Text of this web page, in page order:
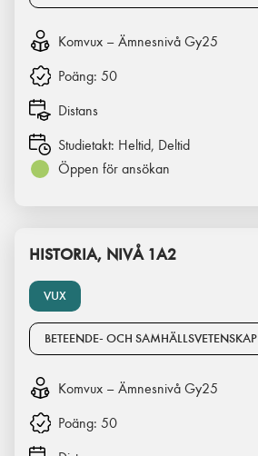
Komvux – Ämnesnivå Gy25
Poäng: 50
Distans
Studietakt: Heltid, Deltid
Öppen för ansökan
VUX
HISTORIA, NIVÅ 1A2
BETEENDE- OCH SAMHÄLLSVETENSKAP
Komvux – Ämnesnivå Gy25
Poäng: 50